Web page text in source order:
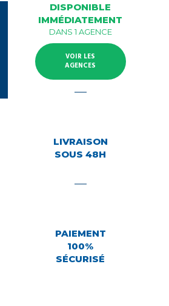
DISPONIBLE
IMMÉDIATEMENT
DANS 1 AGENCE
VOIR LES
AGENCES
LIVRAISON
SOUS 48H
PAIEMENT
100%
SÉCURISÉ